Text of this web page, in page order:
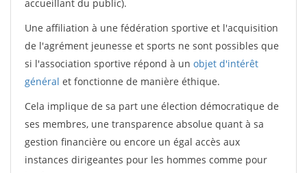
accueillant du public).
Une affiliation à une fédération sportive et l'acquisition
de l'agrément jeunesse et sports ne sont possibles que
si l'association sportive répond à un objet d'intérêt
général et fonctionne de manière éthique.
Cela implique de sa part une élection démocratique de
ses membres, une transparence absolue quant à sa
gestion financière ou encore un égal accès aux
instances dirigeantes pour les hommes comme pour